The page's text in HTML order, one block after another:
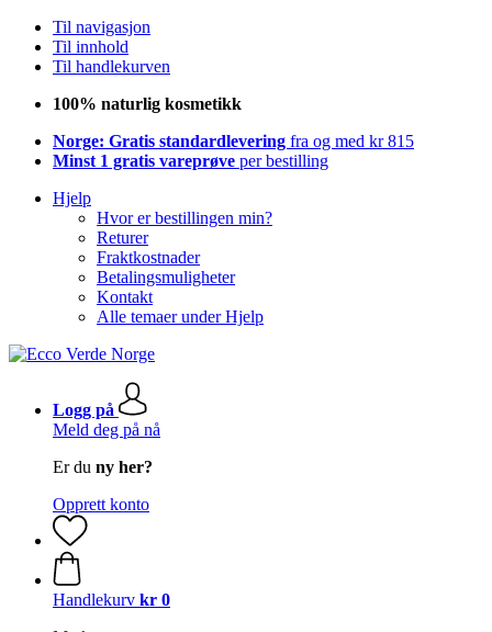
Til navigasjon
Til innhold
Til handlekurven
100% naturlig kosmetikk
Norge: Gratis standardlevering fra og med kr 815
Minst 1 gratis vareprøve per bestilling
Hjelp
Hvor er bestillingen min?
Returer
Fraktkostnader
Betalingsmuligheter
Kontakt
Alle temaer under Hjelp
Logg på
Meld deg på nå
Er du ny her?
Opprett konto
Handlekurv kr 0